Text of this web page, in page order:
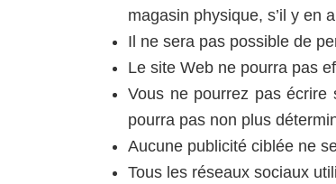
magasin physique, s’il y en
Il ne sera pas possible de
Le site Web ne pourra pas
Vous ne pourrez pas
pourra pas non plus
Aucune publicité ciblée ne
Tous les réseaux sociaux